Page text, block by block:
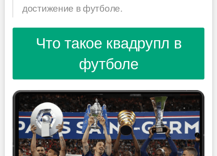
достижение в футболе.
Что такое квадрупл в
футболе